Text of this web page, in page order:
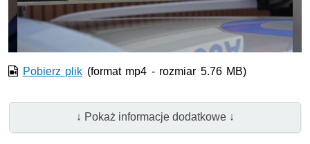
wideo
Pobierz plik (format mp4 - rozmiar 5.76 MB)
↓ Pokaż informacje dodatkowe ↓